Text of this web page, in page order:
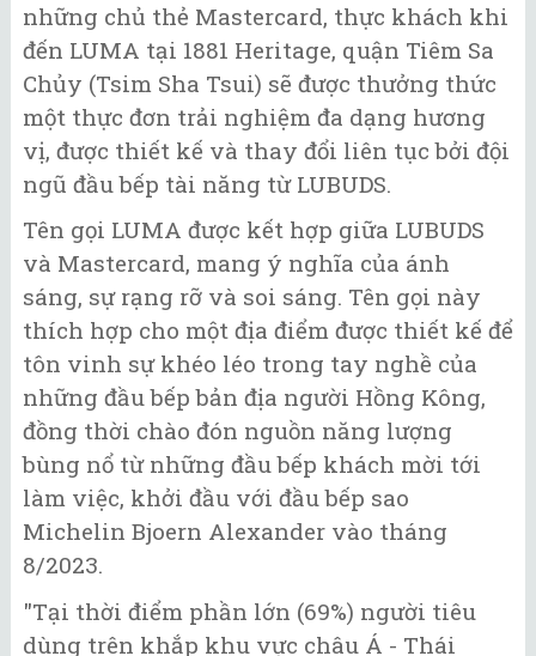
những chủ thẻ Mastercard, thực khách khi
đến LUMA tại 1881 Heritage, quận Tiêm Sa
Chủy (Tsim Sha Tsui) sẽ được thưởng thức
một thực đơn trải nghiệm đa dạng hương
vị, được thiết kế và thay đổi liên tục bởi đội
ngũ đầu bếp tài năng từ LUBUDS.
Tên gọi LUMA được kết hợp giữa LUBUDS
và Mastercard, mang ý nghĩa của ánh
sáng, sự rạng rỡ và soi sáng. Tên gọi này
thích hợp cho một địa điểm được thiết kế để
tôn vinh sự khéo léo trong tay nghề của
những đầu bếp bản địa người Hồng Kông,
đồng thời chào đón nguồn năng lượng
bùng nổ từ những đầu bếp khách mời tới
làm việc, khởi đầu với đầu bếp sao
Michelin Bjoern Alexander vào tháng
8/2023.
"Tại thời điểm phần lớn (69%) người tiêu
dùng trên khắp khu vực châu Á - Thái